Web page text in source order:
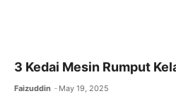
3 Kedai Mesin Rumput
Faizuddin May 19, 2025